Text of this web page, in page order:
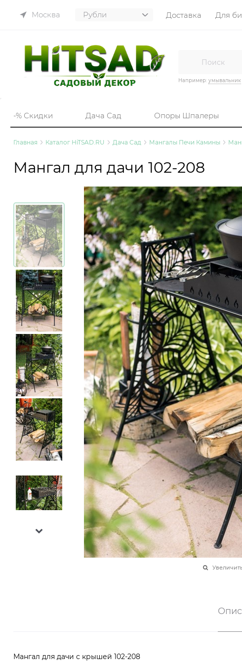
Москва Доставка Для
Например: умывальник
-% Скидки Дача Сад Опоры Шпалеры
Главная Каталог HiTSAD.RU Дача Сад Мангалы Печи Камины
Мангал для дачи 102-208
Мангал для дачи с крышей 102-208